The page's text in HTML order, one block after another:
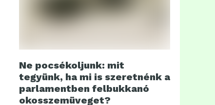
Ne pocsékoljunk: mit
tegyünk, ha mi is szeretnénk a
parlamentben felbukkanó
okosszemüveget?